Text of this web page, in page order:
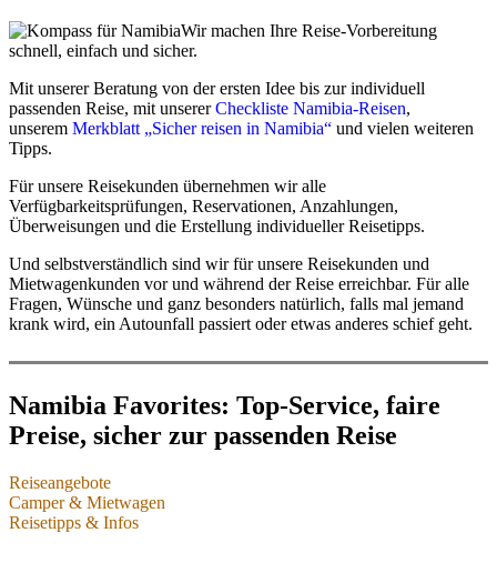
Wir machen Ihre Reise-Vorbereitung
schnell, einfach und sicher.
Mit unserer Beratung von der ersten Idee bis zur individuell
passenden Reise, mit unsererCheckliste Namibia-Reisen,
unserem Merkblatt „Sicher reisen in Namibia“ und vielen weiteren
Tipps.
Für unsere Reisekunden übernehmen wir alle
Verfügbarkeitsprüfungen, Reservationen, Anzahlungen,
Überweisungen und die Erstellung individueller Reisetipps.
Und selbstverständlich sind wir für unsere Reisekunden und
Mietwagenkunden vor und während der Reise erreichbar. Für alle
Fragen, Wünsche und ganz besonders natürlich, falls mal jemand
krank wird, ein Autounfall passiert oder etwas anderes schief geht.
Namibia Favorites: Top-Service, faire
Preise, sicher zur passenden Reise
Namibia-Reisen & einzelne Leistungen
Reiseangebote
Camper & Mietwagen
Reisetipps & Infos